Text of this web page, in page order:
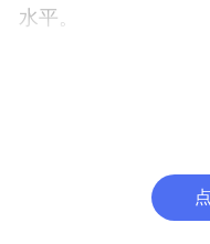
水平。
国建设协会高等教育